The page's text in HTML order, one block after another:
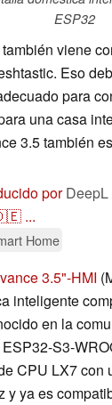
ESP32
viene
Eso
para
una casa
3.5 también
porDeepL
...
Home
3.5"-HMI
inteligente
en la
S3-
CPU LX7 con
y ya es